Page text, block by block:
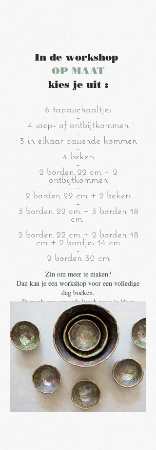
In de workshop
OP MAAT
kies je uit :
6 tapasschaaltjes
-
4 soep- of ontbijtkommen
-
3 in elkaar passende kommen
-
4 bekers
-
2 borden 22 cm + 2
ontbijtkommen
-
2 borden 22 cm + 2 bekers
-
3 borden 22 cm + 3 borden 18
cm
-
2 borden 22 cm + 2 borden 18
cm + 2 bordjes 14 cm
-
2 borden 30 cm
Zin om meer te maken?
Dan kan je een workshop voor een volledige
dag boeken.
Ik maak een gezonde lunch voor je klaar
(min 3 pers.)